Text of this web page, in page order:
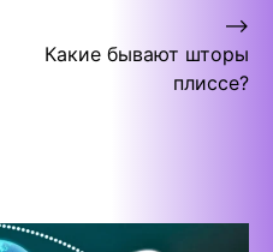
Какие бывают шторы
плиссе?
⟶